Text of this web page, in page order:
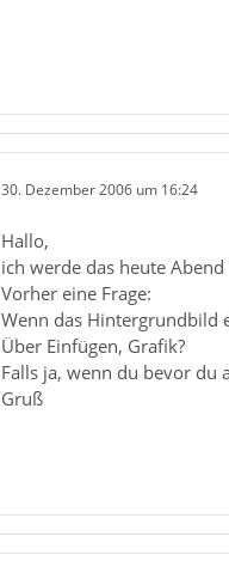
30. Dezember 2006 um 16:24
Hallo,
ich werde das heute
Vorher eine Frage:
Wenn das Hintergrundbild
Über Einfügen, Grafik?
Falls ja, wenn du bevor du
Gruß